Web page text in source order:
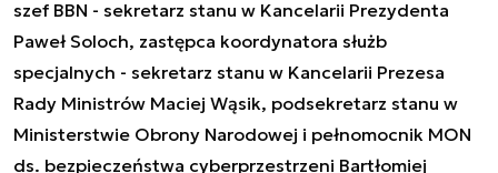
szef BBN - sekretarz stanu w Kancelarii Prezydenta
Paweł Soloch, zastępca koordynatora służb
specjalnych - sekretarz stanu w Kancelarii Prezesa
Rady Ministrów Maciej Wąsik, podsekretarz stanu w
Ministerstwie Obrony Narodowej i pełnomocnik MON
ds. bezpieczeństwa cyberprzestrzeni Bartłomiej